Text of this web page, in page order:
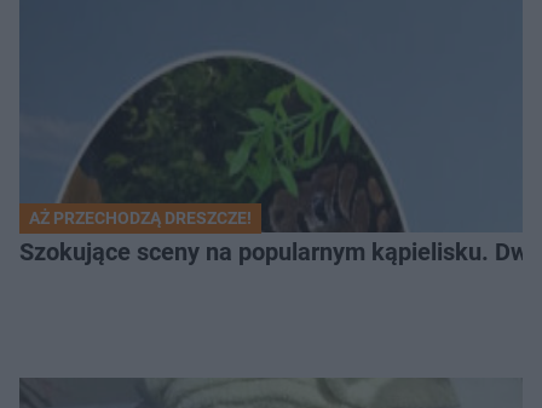
AŻ PRZECHODZĄ DRESZCZE!
Szokujące sceny na popularnym kąpielisku.